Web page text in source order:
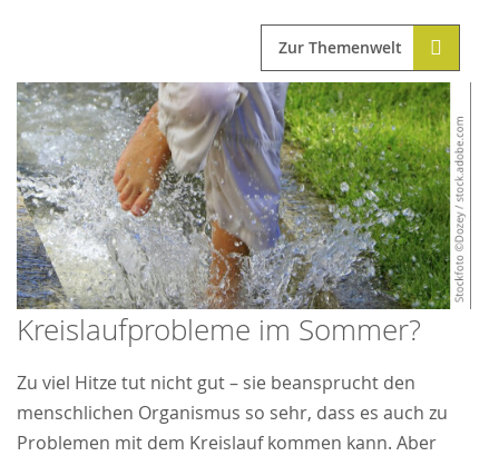
Zur Themenwelt
Kreislaufprobleme im Sommer?
Zu viel Hitze tut nicht gut – sie beansprucht den
menschlichen Organismus so sehr, dass es auch zu
Problemen mit dem Kreislauf kommen kann. Aber